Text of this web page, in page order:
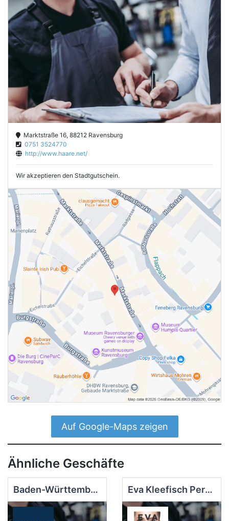
Marktstraße 16, 88212 Ravensburg
0751 3524770
http://www.haare.net/
Wir akzeptieren den Stadtgutschein.
Auf Google-Maps zeigen
Ähnliche Geschäfte
Baden-Württembergische Bank - Filiale Eva Kleefisch Permanent Make-up